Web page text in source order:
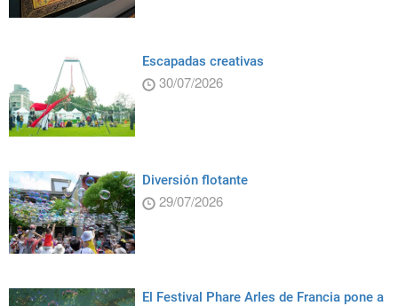
Escapadas creativas
30/07/2026
Diversión flotante
29/07/2026
El Festival Phare Arles de Francia pone a